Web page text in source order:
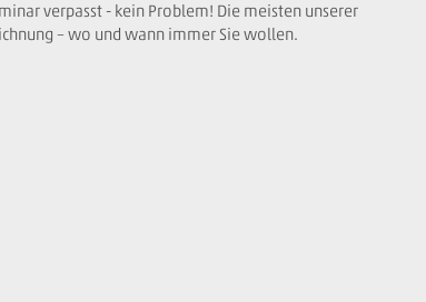
verpasst - kein Problem! Die meisten unserer
– wo und wann immer Sie wollen.